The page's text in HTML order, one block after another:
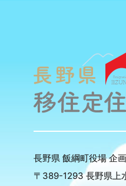
長野県 飯綱町役場 企
〒389-1293 長野県上